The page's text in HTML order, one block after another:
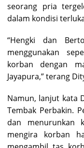
seorang pria
dalam kondisi
“Hengki dan
menggunakan
korban dengan
Jayapura,” terang
Namun, lanjut kata
Tembak Perbakin.
dan menurunkan
mengira korban